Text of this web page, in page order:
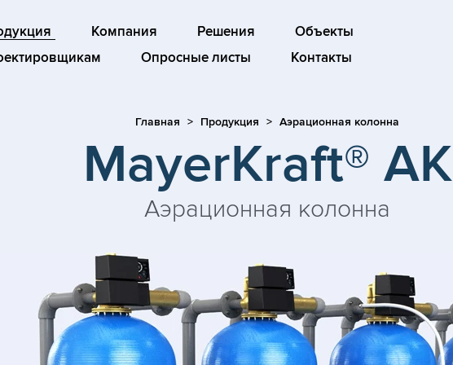
Компания Решения
Объекты
Опросные листы Контакты
Главная Продукция Аэрационная колонна
MayerKraft® AK
Аэрационная колонна